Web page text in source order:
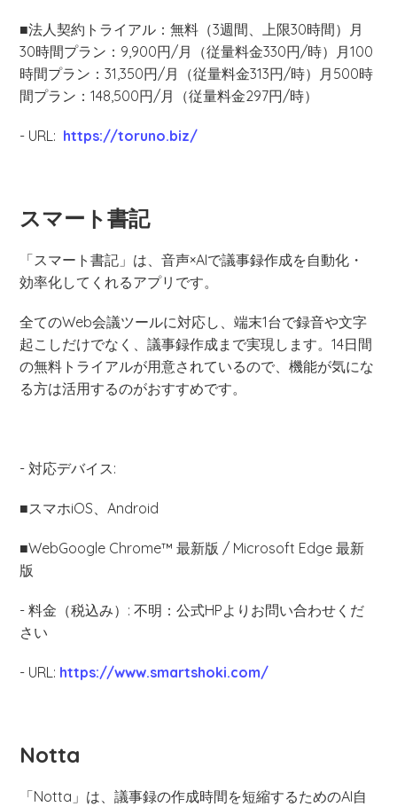
■法人契約トライアル：無料（3週間、上限30時間）月
30時間プラン：9,900円/月（従量料金330円/時）月100
時間プラン：31,350円/月（従量料金313円/時）月500時
間プラン：148,500円/月（従量料金297円/時）
- URL: https://toruno.biz/
スマート書記
「スマート書記」は、音声×AIで議事録作成を自動化・
効率化してくれるアプリです。
全てのWeb会議ツールに対応し、端末1台で録音や文字
起こしだけでなく、議事録作成まで実現します。14日間
の無料トライアルが用意されているので、機能が気にな
る方は活用するのがおすすめです。
- 対応デバイス:
■スマホiOS、Android
■WebGoogle Chrome™ 最新版 / Microsoft Edge 最新
版
- 料金（税込み）: 不明：公式HPよりお問い合わせくだ
さい
- URL: https://www.smartshoki.com/
Notta
「Notta」は、議事録の作成時間を短縮するためのAI自